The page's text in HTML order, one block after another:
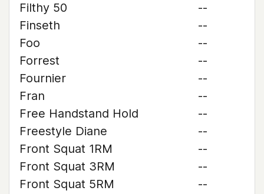
Filthy 50
--
Finseth
--
Foo
--
Forrest
--
Fournier
--
Fran
--
Free Handstand Hold
--
Freestyle Diane
--
Front Squat 1RM
--
Front Squat 3RM
--
Front Squat 5RM
--